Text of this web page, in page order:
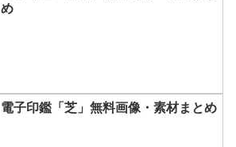
め
電子印鑑「芝」無料画像・素材まとめ